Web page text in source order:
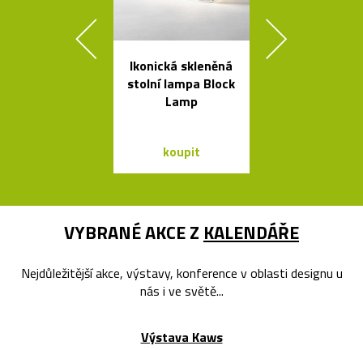
Ikonická skleněná
stolní lampa Block
Lamp
koupit
VYBRANÉ AKCE Z KALENDÁŘE
Nejdůležitější akce, výstavy, konference v oblasti designu u
nás i ve světě...
Výstava Kaws